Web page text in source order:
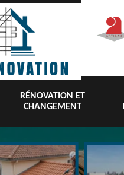
RÉNOVATION ET
CHANGEMENT